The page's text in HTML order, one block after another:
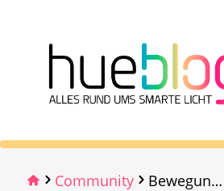
Community Bewegungsmelder schaltet jeden Morgen Licht im Bad ein.